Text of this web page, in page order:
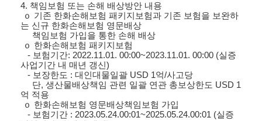
4. 책임보험 또는 손해 배상방안 내용
ｏ 기 존 한화손해보험 패키지보험과 기존 보험을 보완하
는 신규 한화손해보험 영문배상
책임보험 가입을 통한 손해 배상
ｏ 한화손해보험 패키지보험
- 보험기간: 2022.11.01. 00:00~2023.11.01. 00:00 (실증
사업기간 내 매년 갱신 )
- 보장한도 : 대인대물일괄 USD 1억/사고당
단, 생산물배상책임 관련 일괄 연관 총보상한도 USD 1
억 적용
ｏ 한화손해보험 영문배상책임보험 가입
- 보험기간 : 2023.05.24.00:01~2025.05.24.00:01 (실증